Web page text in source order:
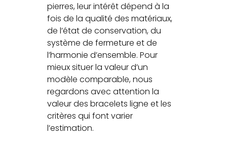
pierres, leur intérêt dépend à la
fois de la qualité des matériaux,
de l’état de conservation, du
système de fermeture et de
l’harmonie d’ensemble. Pour
mieux situer la valeur d’un
modèle comparable, nous
regardons avec attention la
valeur des bracelets ligne et les
critères qui font varier
l’estimation.